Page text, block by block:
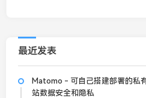
最近发表
Matomo - 可自己搭建部署的私
站数据安全和隐私